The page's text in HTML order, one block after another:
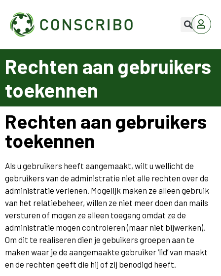
Rechten aan gebruikers
toekennen
Rechten aan gebruikers
toekennen
Als u gebruikers heeft aangemaakt, wilt u wellicht de
gebruikers van de administratie niet alle rechten over de
administratie verlenen. Mogelijk maken ze alleen gebruik
van het relatiebeheer, willen ze niet meer doen dan mails
versturen of mogen ze alleen toegang omdat ze de
administratie mogen controleren (maar niet bijwerken).
Om dit te realiseren dien je gebuikers groepen aan te
maken waar je de aangemaakte gebruiker ‘lid’ van maakt
en de rechten geeft die hij of zij benodigd heeft.